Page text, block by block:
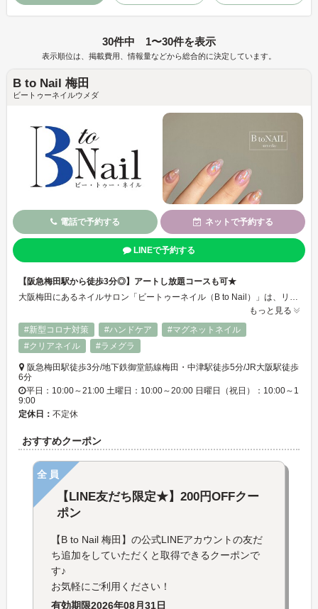
30件中 1〜30件を表示
表示順位は、掲載費用、情報量などから総合的に決定しています。
B to Nail 梅田
ビートゥーネイルウメダ
電話で予約する ネットで予約する
LINEで予約する
【阪急梅田駅から徒歩3分◎】アートし放題コースも可★
大阪梅田にあるネイルサロン「ビートゥーネイル（B to Nail）」は、リラックスできる空間で上質なネイルサービスを提供するサロンです。阪急梅田駅から徒歩3分に位置し、アクセスも良好。忙しい日常の中で、少しの時間を使って心地よく過ごすことができます★
もっと見る
#新型コロナ対策
#ハンドケア
#マグネットネイル
#クリアネイル
#ラメグラ
阪急梅田駅徒歩3分/地下鉄御堂筋線梅田・中津駅徒歩5分/JR大阪駅徒歩
6分
平日：10:00～21:00 土曜日：10:00～20:00 日曜日（祝日）：10:00～1
9:00
定休日： 不定休
おすすめクーポン
全員
【LINE友だち限定★】200円OFFクー
ポン
【B to Nail 梅田】の公式LINEアカウントの友だ
ち追加をしていただくと取得できるクーポンで
す♪
お気軽にご利用ください！
有効期限2026年08月31日